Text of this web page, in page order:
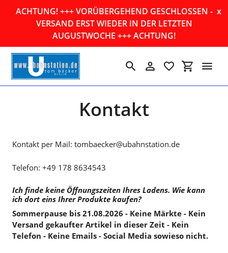
ACHTUNG! +++ VORÜBERGEHEND GESCHLOSSEN -
VERSAND ERST WIEDER IN DER LETZTEN
AUGUSTWOCHE +++ ACHTUNG!
x
SuchenEinloggen
Kontakt
Kontakt per Mail: tombaecker@ubahnstation.de
Telefon: +49 178 8634543
Ich finde keine Öffnungszeiten Ihres Ladens. Wie kann
ich dort eins Ihrer Produkte kaufen?
Sommerpause bis 21.08.2026 - Keine Märkte - Kein
Versand gekaufter Artikel in dieser Zeit - Kein
Telefon - Keine Emails - Social Media sowieso nicht.